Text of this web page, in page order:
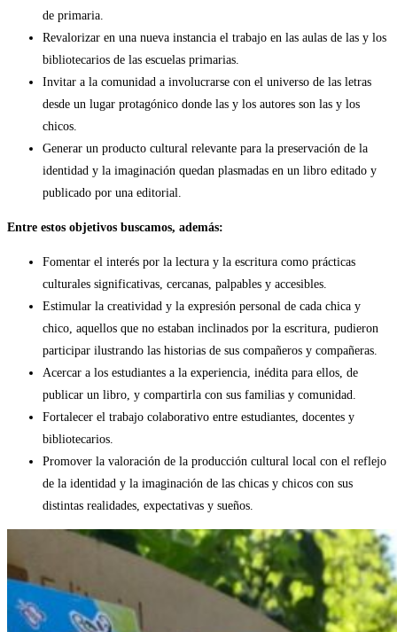
de primaria.
Revalorizar en una nueva instancia el trabajo en las aulas de las y los
bibliotecarios de las escuelas primarias.
Invitar a la comunidad a involucrarse con el universo de las letras
desde un lugar protagónico donde las y los autores son las y los
chicos.
Generar un producto cultural relevante para la preservación de la
identidad y la imaginación quedan plasmadas en un libro editado y
publicado por una editorial.
Entre estos objetivos buscamos, además:
Fomentar el interés por la lectura y la escritura como prácticas
culturales significativas, cercanas, palpables y accesibles.
Estimular la creatividad y la expresión personal de cada chica y
chico, aquellos que no estaban inclinados por la escritura, pudieron
participar ilustrando las historias de sus compañeros y compañeras.
Acercar a los estudiantes a la experiencia, inédita para ellos, de
publicar un libro, y compartirla con sus familias y comunidad.
Fortalecer el trabajo colaborativo entre estudiantes, docentes y
bibliotecarios.
Promover la valoración de la producción cultural local con el reflejo
de la identidad y la imaginación de las chicas y chicos con sus
distintas realidades, expectativas y sueños.